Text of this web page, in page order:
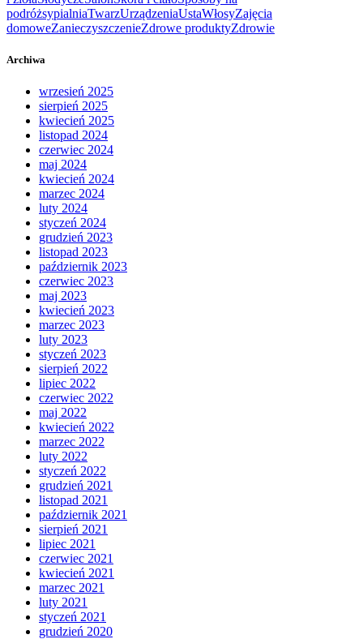
podróżsypialniaTwarzUrządzeniaUstaWłosyZajęcia
domoweZanieczyszczenieZdrowe produktyZdrowie
Archiwa
wrzesień 2025
sierpień 2025
kwiecień 2025
listopad 2024
czerwiec 2024
maj 2024
kwiecień 2024
marzec 2024
luty 2024
styczeń 2024
grudzień 2023
listopad 2023
październik 2023
czerwiec 2023
maj 2023
kwiecień 2023
marzec 2023
luty 2023
styczeń 2023
sierpień 2022
lipiec 2022
czerwiec 2022
maj 2022
kwiecień 2022
marzec 2022
luty 2022
styczeń 2022
grudzień 2021
listopad 2021
październik 2021
sierpień 2021
lipiec 2021
czerwiec 2021
kwiecień 2021
marzec 2021
luty 2021
styczeń 2021
grudzień 2020